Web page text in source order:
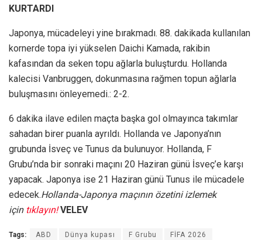
KURTARDI
Japonya, mücadeleyi yine bırakmadı. 88. dakikada kullanılan
kornerde topa iyi yükselen Daichi Kamada, rakibin
kafasından da seken topu ağlarla buluşturdu. Hollanda
kalecisi Vanbruggen, dokunmasına rağmen topun ağlarla
buluşmasını önleyemedi.: 2-2.
6 dakika ilave edilen maçta başka gol olmayınca takımlar
sahadan birer puanla ayrıldı. Hollanda ve Japonya’nın
grubunda İsveç ve Tunus da bulunuyor. Hollanda, F
Grubu’nda bir sonraki maçını 20 Haziran günü İsveç’e karşı
yapacak. Japonya ise 21 Haziran günü Tunus ile mücadele
edecek.Hollanda-Japonya maçının özetini izlemek
için tıklayın!VELEV
Tags: ABD Dünya kupası F Grubu FİFA 2026